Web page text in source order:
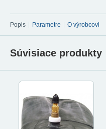
Popis Parametre O výrobcovi
Súvisiace produkty